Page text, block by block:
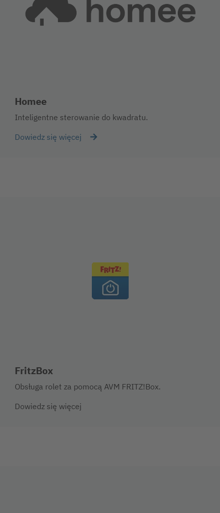
Homee
Inteligentne sterowanie do kwadratu.
Dowiedz się więcej
FritzBox
Obsługa rolet za pomocą AVM FRITZ!Box.
Dowiedz się więcej